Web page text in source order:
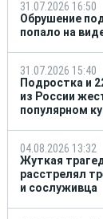
ВТБ
млрд
на
складских
31.07.2026 16:50
Обрушение
попало на
31.07.2026 15:40
Подростка и
из России
популярном
04.08.2026 13:32
Жуткая
расстрелял
и сослуживца